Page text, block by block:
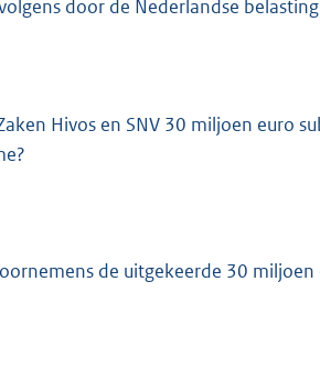
door de Nederlandse
Hivos en SNV 30 miljoen euro
de uitgekeerde 30 miljoen